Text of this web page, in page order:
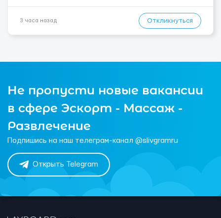
3 часа назад Откликнуться
Не пропусти новые вакансии
в сфере Эскорт - Массаж -
Развлечение
Подпишись на наш телеграм-канал @slivgramru
Открыть Telegram